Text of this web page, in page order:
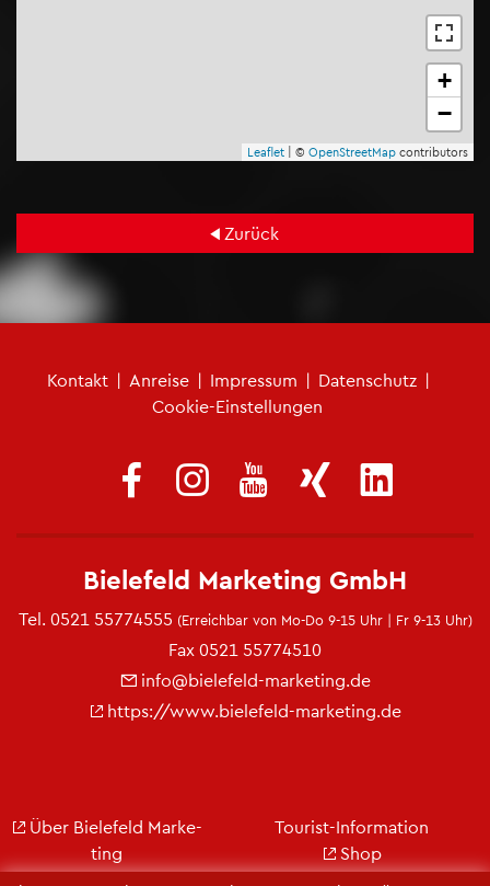
+
−
Leaf­let | © Open­Street­Map con­tri­bu­tors
Zu­rück
Kon­takt | An­rei­se | Im­pres­sum | Da­ten­schutz |
Coo­kie-Ein­stel­lun­gen
Bie­le­feld Mar­ke­ting GmbH
Tel. 0521 55774555 (Er­reich­bar von Mo-Do 9-15 Uhr | Fr 9-13 Uhr)
Fax 0521 55774510
info@​bielefeld-​marketing.​de
https://​www.​bielefeld-​marketing.​de
Über Bie­le­feld Mar­ke­
ting
Jobs
Tou­rist-In­for­ma­ti­on
Shop
City Bie­le­feld